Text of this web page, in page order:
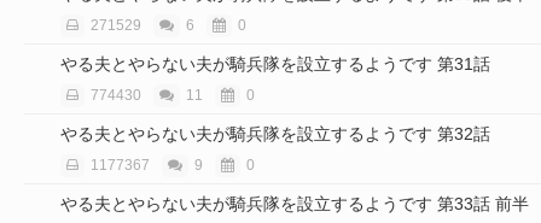
271529 6 0
やる夫とやらない夫が騎兵隊を設立するようです 第31話
774430 11 0
やる夫とやらない夫が騎兵隊を設立するようです 第32話
1177367 9 0
やる夫とやらない夫が騎兵隊を設立するようです 第33話 前半